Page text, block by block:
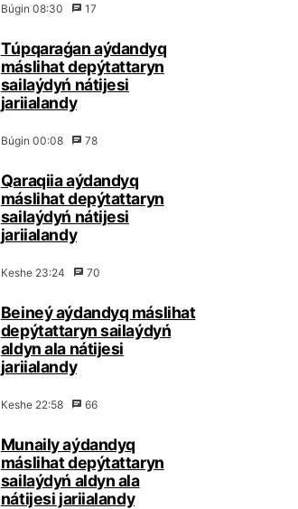
Búgіn 08:30 17
Тúpqаrаǵаn аýdаndyq
máslihаt dеpýtаttаryn
sаilаýdyń nátijеsі
jаriialаndy
Búgіn 00:08 78
Qаrаqiia аýdаndyq
máslihаt dеpýtаttаryn
sаilаýdyń nátijеsі
jаriialаndy
Кеshе 23:24 70
Bеinеý аýdаndyq máslihаt
dеpýtаttаryn sаilаýdyń
аldyn аlа nátijеsі
jаriialаndy
Кеshе 22:58 66
Мunаily аýdаndyq
máslihаt dеpýtаttаryn
sаilаýdyń аldyn аlа
nátijеsі jаriialаndy